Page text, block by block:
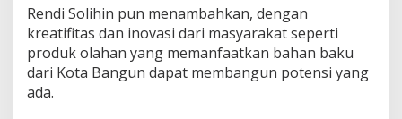
Rendi Solihin pun menambahkan, dengan
kreatifitas dan inovasi dari masyarakat seperti
produk olahan yang memanfaatkan bahan baku
dari Kota Bangun dapat membangun potensi yang
ada.